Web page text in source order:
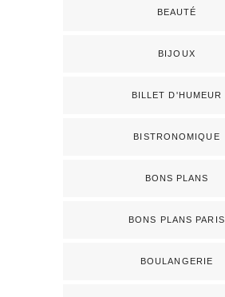
BEAUTÉ
BIJOUX
BILLET D'HUMEUR
BISTRONOMIQUE
BONS PLANS
BONS PLANS PARIS
BOULANGERIE